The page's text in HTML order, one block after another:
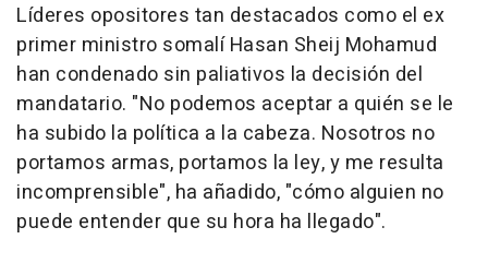
Líderes opositores tan destacados como el ex
primer ministro somalí Hasan Sheij Mohamud
han condenado sin paliativos la decisión del
mandatario. "No podemos aceptar a quién se le
ha subido la política a la cabeza. Nosotros no
portamos armas, portamos la ley, y me resulta
incomprensible", ha añadido, "cómo alguien no
puede entender que su hora ha llegado".